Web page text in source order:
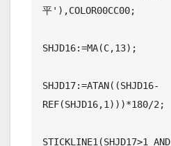
平'),COLOR00CC00;
SHJD16:=MA(C,13);
SHJD17:=ATAN((SHJD16-
REF(SHJD16,1)))*180/2;
STICKLINE1(SHJD17>1 AND